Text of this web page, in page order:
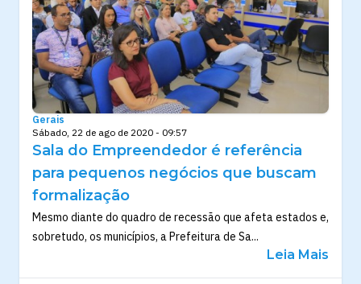
Gerais
Sábado, 22 de ago de 2020 - 09:57
Sala do Empreendedor é referência
para pequenos negócios que buscam
formalização
Mesmo diante do quadro de recessão que afeta estados e,
sobretudo, os municípios, a Prefeitura de Sa...
Leia Mais